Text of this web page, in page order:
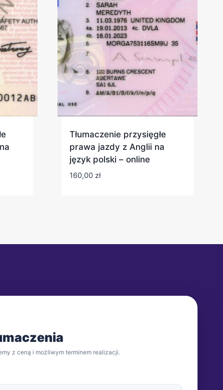
Tłumaczenie przysięgłe
prawa jazdy z Anglii na
język polski – online
160,00 zł
z ceną i możliwym terminem realizacji.